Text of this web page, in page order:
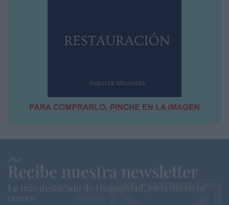
Recibe nuestra newsletter
Lo más destacado de Hispanidad, cada dia en tu
correo